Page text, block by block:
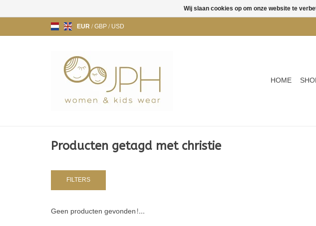
EUR/GBP/USD
HOME
Producten getagd met christie
FILTERS
Geen producten gevonden!...
Wij slaan cookies op om onze website te